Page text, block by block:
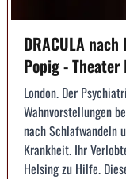
DRACULA
Popig -
London. Der
Wahnvorstellungen
nach Schlafwandeln
Krankheit. Ihr
Helsing zu Hilfe.